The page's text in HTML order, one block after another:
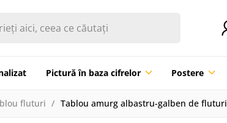
Pictură în baza cifrelor Postere
fluturi Tablou amurg albastru-galben de fluturi